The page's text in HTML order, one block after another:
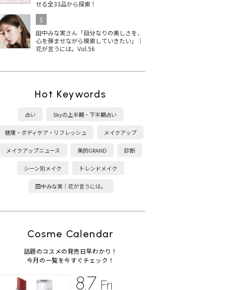
せる全33品から探索！
5
田中みな実さん「自分なりの美しさを、
心を弾ませながら模索していきたい」｜
花が言うには。Vol.56
Hot Keywords
占い Skyの上半期・下半期占い
健康・ボディケア・リフレッシュ メイクアップ
メイクアップニュース 美的GRAND 診断
シーン別メイク トレンドメイク
田中みな実｜花が言うには。
Cosme Calendar
話題のコスメの発売日早わかり！
今月の一覧を今すぐチェック！
8.7 Fri